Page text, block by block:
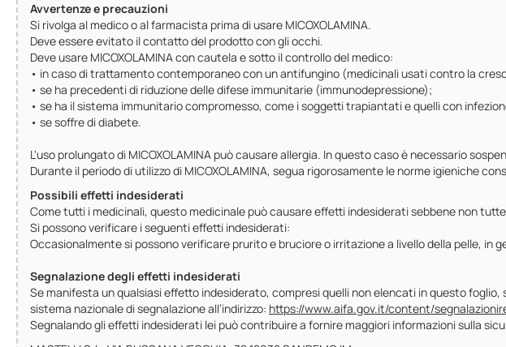
Avvertenze e precauzioni
Si rivolga al medico o al farmacista prima di usare MICOXOLAMINA.
Deve essere evitato il contatto del prodotto con gli occhi.
Deve usare MICOXOLAMINA con cautela e sotto il controllo del medico:
• in caso di trattamento contemporaneo con un antifungino (medicinali usati contro la
• se ha precedenti di riduzione delle difese immunitarie (immunodepressione);
• se ha il sistema immunitario compromesso, come i soggetti trapiantati e quelli con
• se soffre di diabete.
L'uso prolungato di MICOXOLAMINA può causare allergia. In questo caso è necessario
Durante il periodo di utilizzo di MICOXOLAMINA, segua rigorosamente le norme igieniche
Possibili effetti indesiderati
Come tutti i medicinali, questo medicinale può causare effetti indesiderati sebbene non
Si possono verificare i seguenti effetti indesiderati:
Occasionalmente si possono verificare prurito e bruciore o irritazione a livello della pelle, in
Segnalazione degli effetti indesiderati
Se manifesta un qualsiasi effetto indesiderato, compresi quelli non elencati in questo
sistema nazionale di segnalazione all’indirizzo: https://www.aifa.gov.it/content/
Segnalando gli effetti indesiderati lei può contribuire a fornire maggiori informazioni sulla